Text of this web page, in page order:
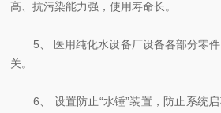
高、抗污染能力强，使用寿命长。
5、 医用纯化水设备厂设备各部分零件
关。
6、 设置防止“水锤”装置，防止系统启